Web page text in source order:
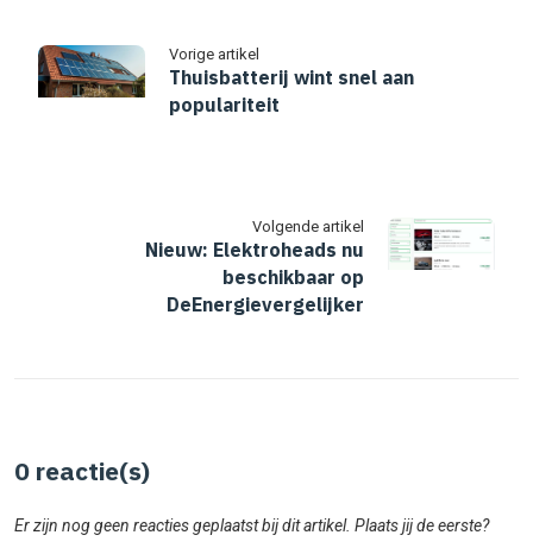
Vorige artikel
Thuisbatterij wint snel aan
populariteit
Volgende artikel
Nieuw: Elektroheads nu
beschikbaar op
DeEnergievergelijker
0 reactie(s)
Er zijn nog geen reacties geplaatst bij dit artikel. Plaats jij de eerste?